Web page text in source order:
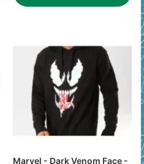
Marvel - Dark Venom Face -